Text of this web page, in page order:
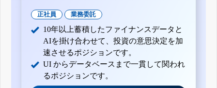
正社員 業務委託
10年以上蓄積したファイナンスデータと
AIを掛け合わせて、投資の意思決定を加
速させるポジションです。
UI からデータベースまで一貫して関われ
るポジションです。